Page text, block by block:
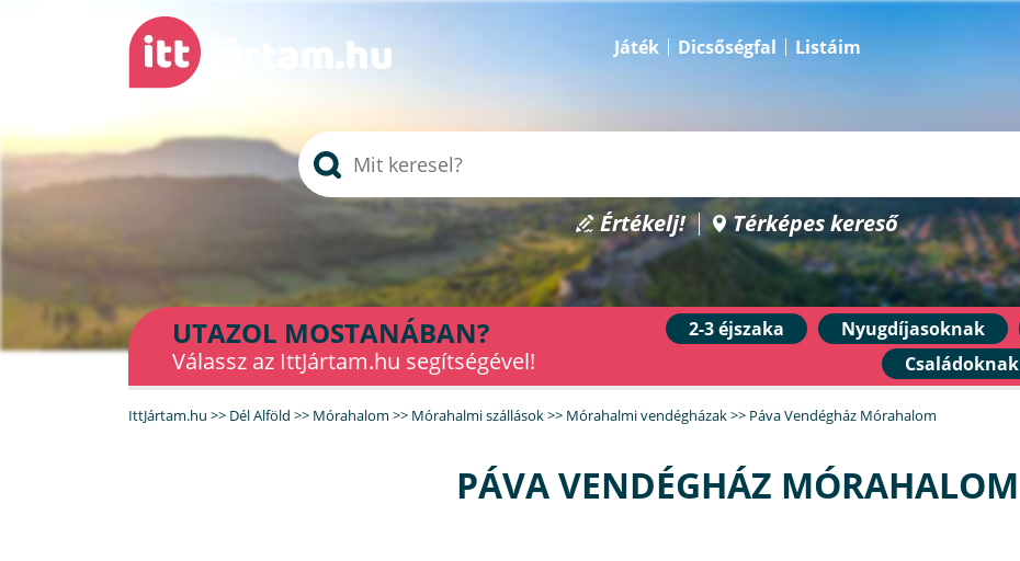
Játék Dicsőségfal Listáim
Értékelj! Térképes kereső
UTAZOL MOSTANÁBAN?
Válassz az IttJártam.hu segítségével!
2-3 éjszaka Nyugdíjasoknak
Családoknak
IttJártam.hu >> Dél Alföld >> Mórahalom >> Mórahalmi szállások>> Mórahalmi vendégházak>> Páva Vendégház Mórahalom
PÁVA VENDÉGHÁZ MÓRAHALOM